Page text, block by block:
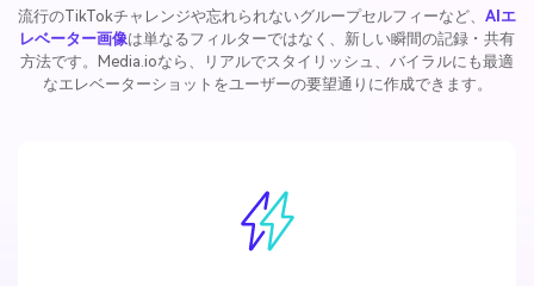
流行のTikTokチャレンジや忘れられないグループセルフィーなど、 AIエ
レベーター画像は単なるフィルターではなく、新しい瞬間の記録・共有
方法です。Media.ioなら、リアルでスタイリッシュ、バイラルにも最適
なエレベーターショットをユーザーの要望通りに作成できます。